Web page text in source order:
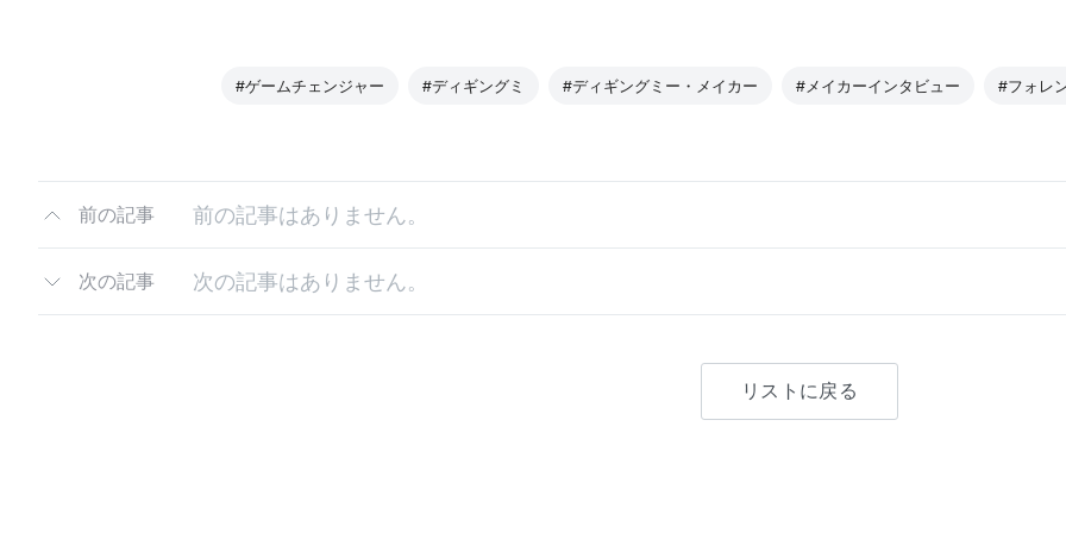
#ゲームチェンジャー #ディギングミ #ディギングミー・メイカー #メイカーインタビュー #フォレ
前の記事 前の記事はありません。
次の記事 次の記事はありません。
リストに戻る